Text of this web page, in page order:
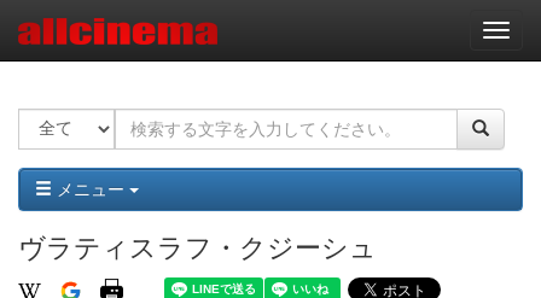
ナ
ビ
ー
ョ
ン
メニュー
ヴラティスラフ・クジーシュ